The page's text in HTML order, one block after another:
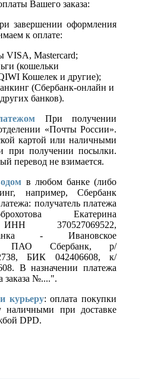
Вашего заказа:
завершении оформления
к оплате:
VISA, Mastercard;
(кошельки
Кошелек и другие);
(Сбербанк-онлайн и
банков).
При получении
«Почты России».
картой или наличными
при получении посылки.
перевод не взимается.
в любом банке (либо
например, Сбербанк
получатель платежа
Екатерина
ИНН 370527069522,
- Ивановское
ПАО Сбербанк, р/
БИК 042406608, к/
В назначении платежа
заказа №....".
курьеру: оплата покупки
наличными при доставке
DPD.